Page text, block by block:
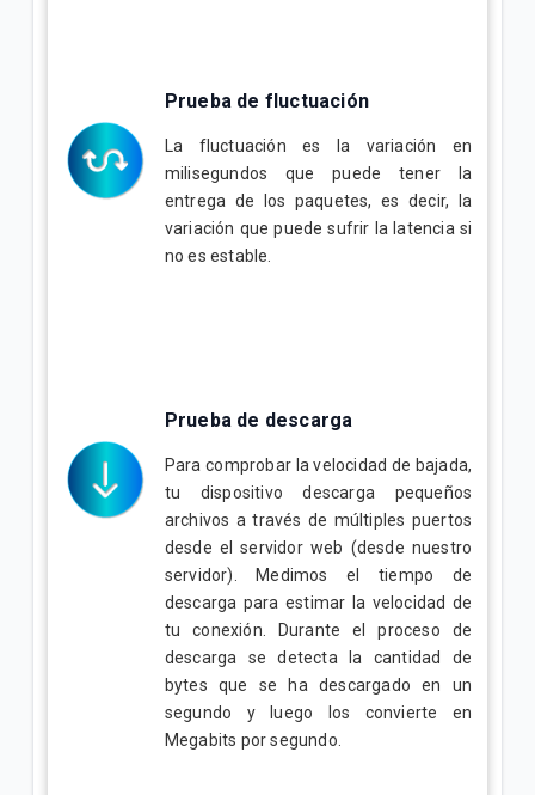
Prueba de fluctuación
La fluctuación es la variación en
milisegundos que puede tener la
entrega de los paquetes, es decir, la
variación que puede sufrir la latencia si
no es estable.
Prueba de descarga
Para comprobar la velocidad de bajada,
tu dispositivo descarga pequeños
archivos a través de múltiples puertos
desde el servidor web (desde nuestro
servidor). Medimos el tiempo de
descarga para estimar la velocidad de
tu conexión. Durante el proceso de
descarga se detecta la cantidad de
bytes que se ha descargado en un
segundo y luego los convierte en
Megabits por segundo.